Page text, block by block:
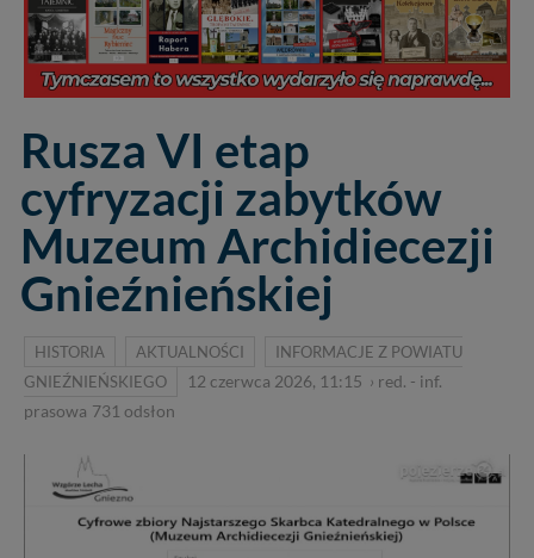
Rusza VI etap
cyfryzacji zabytków
Muzeum Archidiecezji
Gnieźnieńskiej
HISTORIA AKTUALNOŚCI
INFORMACJE Z POWIATU
GNIEŹNIEŃSKIEGO
12 czerwca 2026, 11:15 › red. - inf.
prasowa 731 odsłon